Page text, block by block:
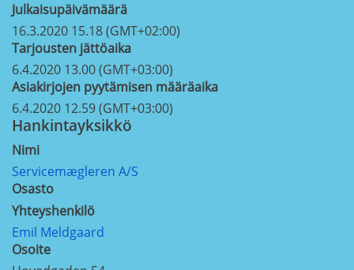
Julkaisupäivämäärä
16.3.2020 15.18 (GMT+02:00)
Tarjousten jättöaika
6.4.2020 13.00 (GMT+03:00)
Asiakirjojen pyytämisen määräaika
6.4.2020 12.59 (GMT+03:00)
Hankintayksikkö
Nimi
Servicemægleren A/S
Osasto
Yhteyshenkilö
Emil Meldgaard
Osoite